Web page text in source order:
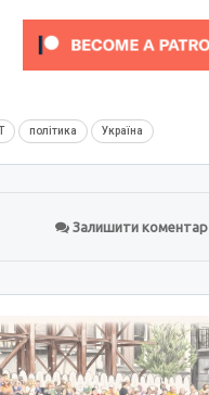
політика Україна
Залишити коментар